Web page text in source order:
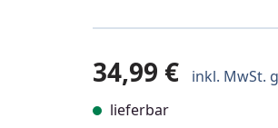
34,99 € inkl. MwSt.
lieferbar